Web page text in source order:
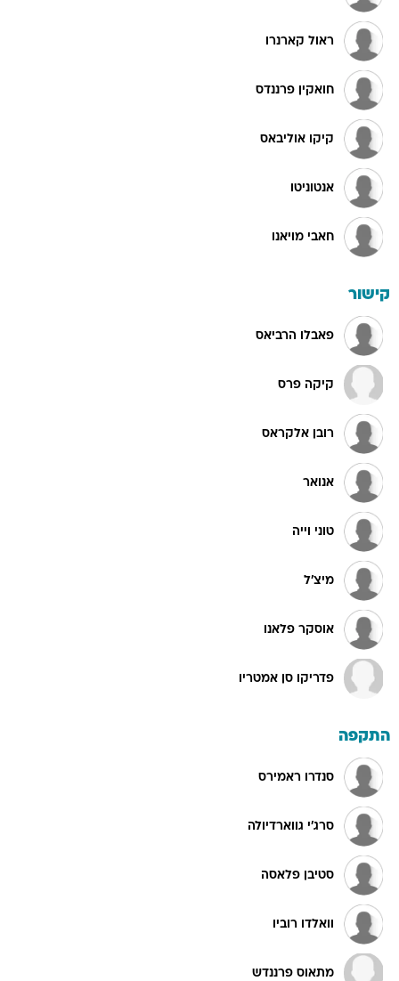
ראול קארנרו
חואקין פרננדס
קיקו אוליבאס
אנטוניטו
חאבי מויאנו
קישור
פאבלו הרביאס
קיקה פרס
רובן אלקראס
אנואר
טוני וייה
מיצ'ל
אוסקר פלאנו
פדריקו סן אמטריו
התקפה
סנדרו ראמירס
סרג'י גווארדיולה
סטיבן פלאסה
וואלדו רוביו
מתאוס פרננדש